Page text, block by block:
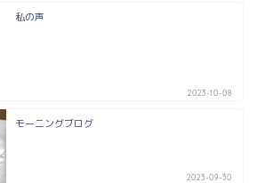
私の声
2023-10-08
モーニングブログ
2023-09-30